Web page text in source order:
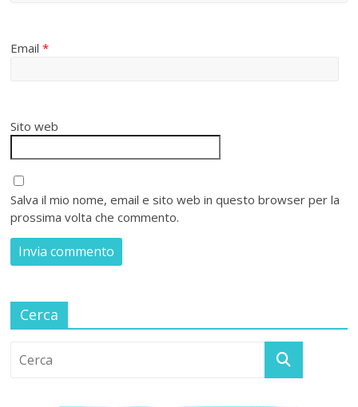
Email*
Sito web
Salva il mio nome, email e sito web in questo browser per la
prossima volta che commento.
Cerca